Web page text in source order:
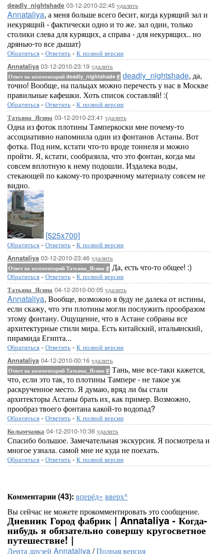
deadly_nightshade 03-12-2010-22:45 удалить
Annataliya, а меня больше всего бесит, когда курящий зал и
некурящий - фактически одно и то же. зал один, только
столики слева для курящих, а справа - для некурящих.. но
дрянью-то все дышат)
Обратиться - Ответить - К полной версии
Annataliya 03-12-2010-23:19 удалить
Ответ на комментарий deadly_nightshade # deadly_nightshade, да,
точно! Вообще, на пальцах можно перечесть у нас в Москве
правильные кафешки. Хоть список составляй! :(
Обратиться - Ответить - К полной версии
Татьяна_Ясина 03-12-2010-23:41 удалить
Одна из фоток плотины Тамперкоски мне почему-то
ассоциативно напомнила один из фонтанов Астаны. Вот
фотка. Под ним, кстати что-то вроде тоннеля и можно
пройти. Я, кстати, сообразила, что это фонтан, когда мы
совсем вплотную к нему подошли. Издалека воды,
стекающей по какому-то прозрачному материалу совсем не
видно.
[525x700]
Обратиться - Ответить - К полной версии
Annataliya 03-12-2010-23:46 удалить
Ответ на комментарий Татьяна_Ясина # Да, есть что-то общее! :)
Обратиться - Ответить - К полной версии
Татьяна_Ясина 04-12-2010-00:05 удалить
Annataliya, Вообще, возможно я буду не далека от истины,
если скажу, что эти плотины могли послужить прообразом
этому фонтану. Ощущение, что в Астане собраны все
архитектурные стили мира. Есть китайский, итальянский,
пирамида Египта...
Обратиться - Ответить - К полной версии
Annataliya 04-12-2010-00:16 удалить
Ответ на комментарий Татьяна_Ясина # Тань, мне все-таки кажется,
что, если это так, то плотины Тампере - не такое уж
раскрученное место. Я думаю, вряд ли бы стали
архитекторы Астаны брать их, как пример. Возможно,
прообраз твоего фонтана какой-то водопад?
Обратиться - Ответить - К полной версии
Колымчанка 04-12-2010-10:36 удалить
Спасибо большое. Замечательная экскурсия. Я посмотрела и
многое узнала. самой мне не куда не поехать.
Обратиться - Ответить - К полной версии
Комментарии (43): вперёд» вверх^
Вы сейчас не можете прокомментировать это сообщение.
Дневник Город фабрик | Annataliya - Когда-
нибудь я обязательно совершу кругосветное
путешествие! |
Лента друзей Annataliya/Полная версия